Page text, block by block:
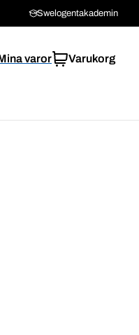
Swelogentakademin
varor Varukorg